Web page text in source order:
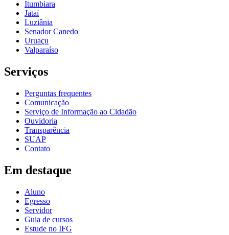
Itumbiara
Jataí
Luziânia
Senador Canedo
Uruaçu
Valparaíso
Serviços
Perguntas frequentes
Comunicação
Serviço de Informação ao Cidadão
Ouvidoria
Transparência
SUAP
Contato
Em destaque
Aluno
Egresso
Servidor
Guia de cursos
Estude no IFG